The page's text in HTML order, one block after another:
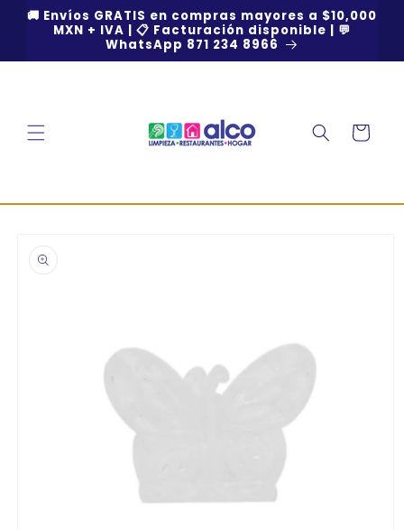
directamente
al contenido
🚚 Envíos GRATIS en compras mayores a $10,000
MXN + IVA | 📋 Facturación disponible | 💬
WhatsApp 871 234 8966
Carrito
información